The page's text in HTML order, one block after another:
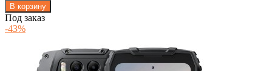
В корзину
Под заказ
-43%